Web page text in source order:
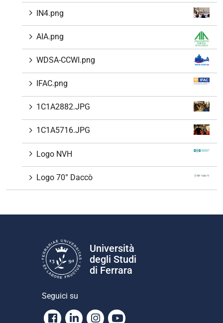
IN4.png
AIA.png
WDSA-CCWI.png
IFAC.png
1C1A2882.JPG
1C1A5716.JPG
Logo NVH
Logo 70° Daccò
Università
degli Studi
di Ferrara
Seguici su
Facebook
LinkedinInstagram
Youtube